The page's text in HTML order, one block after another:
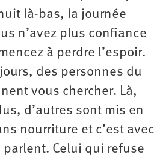
là-bas, la journée
n’avez plus confiance
à perdre l’espoir.
des personnes du
vous chercher. Là,
d’autres sont mis en
nourriture et c’est avec
parlent. Celui qui refuse